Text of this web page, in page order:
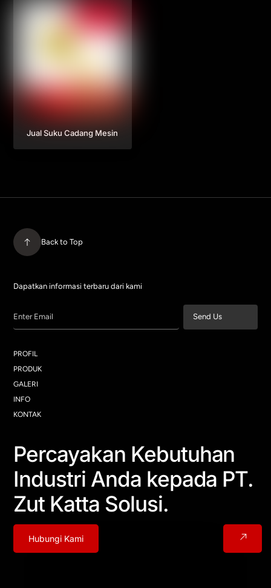
Jual Suku Cadang Mesin
Back to Top
Dapatkan informasi terbaru dari kami
Enter Email Send Us
PROFIL
PRODUK
GALERI
INFO
KONTAK
Percayakan Kebutuhan
Industri Anda kepada PT.
Zut Katta Solusi.
Hubungi Kami